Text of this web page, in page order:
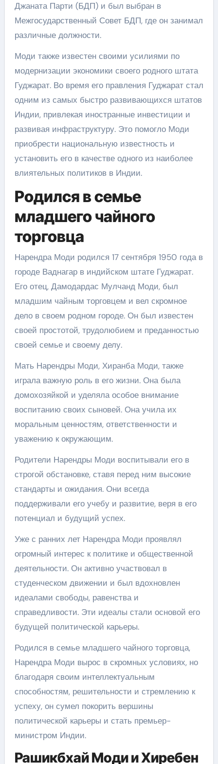
Джаната Парти (БДП) и был выбран в
Межгосударственный Совет БДП, где он занимал
различные должности.
Моди также известен своими усилиями по
модернизации экономики своего родного штата
Гуджарат. Во время его правления Гуджарат стал
одним из самых быстро развивающихся штатов
Индии, привлекая иностранные инвестиции и
развивая инфраструктуру. Это помогло Моди
приобрести национальную известность и
установить его в качестве одного из наиболее
влиятельных политиков в Индии.
Родился в семье
младшего чайного
торговца
Нарендра Моди родился 17 сентября 1950 года в
городе Ваднагар в индийском штате Гуджарат.
Его отец, Дамодардас Мулчанд Моди, был
младшим чайным торговцем и вел скромное
дело в своем родном городе. Он был известен
своей простотой, трудолюбием и преданностью
своей семье и своему делу.
Мать Нарендры Моди, Хиранба Моди, также
играла важную роль в его жизни. Она была
домохозяйкой и уделяла особое внимание
воспитанию своих сыновей. Она учила их
моральным ценностям, ответственности и
уважению к окружающим.
Родители Нарендры Моди воспитывали его в
строгой обстановке, ставя перед ним высокие
стандарты и ожидания. Они всегда
поддерживали его учебу и развитие, веря в его
потенциал и будущий успех.
Уже с ранних лет Нарендра Моди проявлял
огромный интерес к политике и общественной
деятельности. Он активно участвовал в
студенческом движении и был вдохновлен
идеалами свободы, равенства и
справедливости. Эти идеалы стали основой его
будущей политической карьеры.
Родился в семье младшего чайного торговца,
Нарендра Моди вырос в скромных условиях, но
благодаря своим интеллектуальным
способностям, решительности и стремлению к
успеху, он сумел покорить вершины
политической карьеры и стать премьер-
министром Индии.
Рашикбхай Моди и Хиребен